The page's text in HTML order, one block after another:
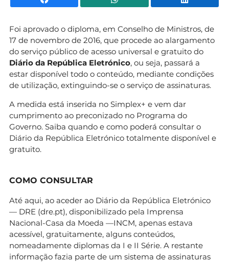
Foi aprovado o diploma, em Conselho de Ministros, de
17 de novembro de 2016, que procede ao alargamento
do serviço público de acesso universal e gratuito do
Diário da República Eletrónico, ou seja, passará a
estar disponível todo o conteúdo, mediante condições
de utilização, extinguindo-se o serviço de assinaturas.
A medida está inserida no Simplex+ e vem dar
cumprimento ao preconizado no Programa do
Governo. Saiba quando e como poderá consultar o
Diário da República Eletrónico totalmente disponível e
gratuito.
COMO CONSULTAR
Até aqui, ao aceder ao Diário da República Eletrónico
— DRE (dre.pt), disponibilizado pela Imprensa
Nacional-Casa da Moeda —INCM, apenas estava
acessível, gratuitamente, alguns conteúdos,
nomeadamente diplomas da I e II Série. A restante
informação fazia parte de um sistema de assinaturas